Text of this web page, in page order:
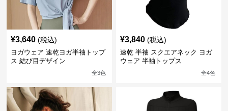
¥3,640 (税込)
ヨガウェア 速乾ヨガ半袖トップ
ス 結び目デザイン
全3色
¥3,840 (税込)
速乾 半袖 スクエアネック ヨガ
ウェア 半袖トップス
全4色